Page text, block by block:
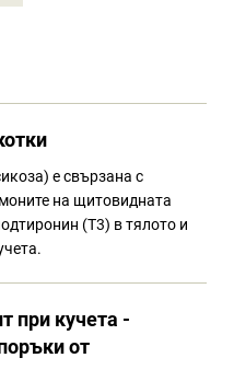
е свързана с
на щитовидната
(Т3) в тялото и
при кучета -
от